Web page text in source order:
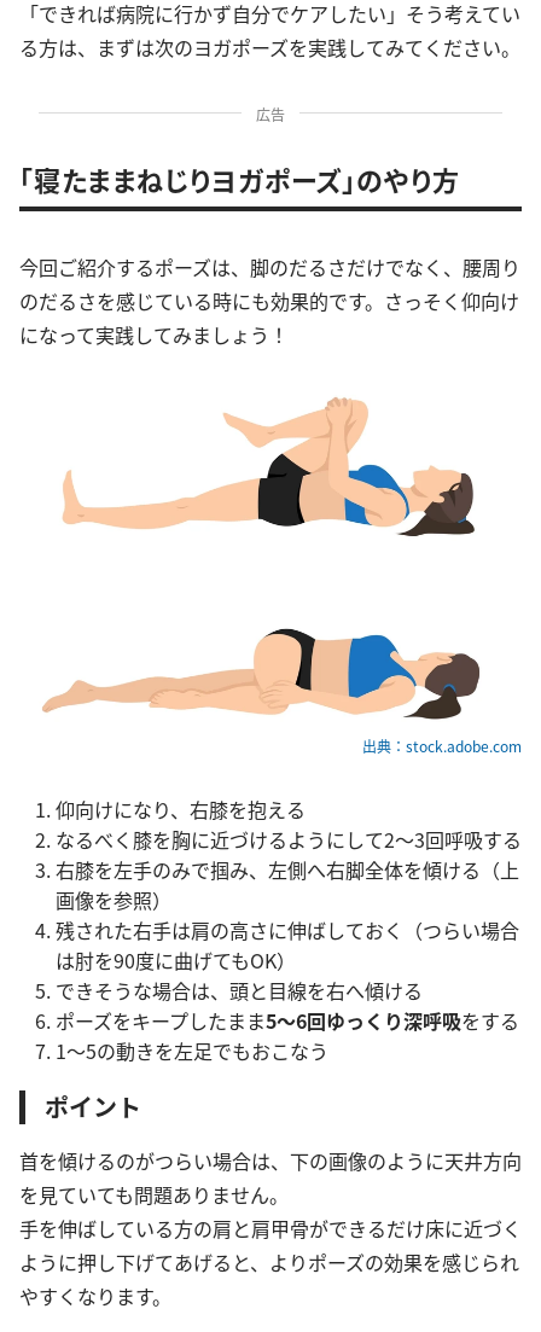
「できれば病院に行かず自分でケアしたい」そう考えてい
る方は、まずは次のヨガポーズを実践してみてください。
広告
「寝たままねじりヨガポーズ」のやり方
今回ご紹介するポーズは、脚のだるさだけでなく、腰周り
のだるさを感じている時にも効果的です。さっそく仰向け
になって実践してみましょう！
出典：stock.adobe.com
仰向けになり、右膝を抱える
なるべく膝を胸に近づけるようにして2～3回呼吸する
右膝を左手のみで掴み、左側へ右脚全体を傾ける（上
画像を参照）
残された右手は肩の高さに伸ばしておく（つらい場合
は肘を90度に曲げてもOK）
できそうな場合は、頭と目線を右へ傾ける
ポーズをキープしたまま5～6回ゆっくり深呼吸をする
1～5の動きを左足でもおこなう
ポイント
首を傾けるのがつらい場合は、下の画像のように天井方向
を見ていても問題ありません。
手を伸ばしている方の肩と肩甲骨ができるだけ床に近づく
ように押し下げてあげると、よりポーズの効果を感じられ
やすくなります。